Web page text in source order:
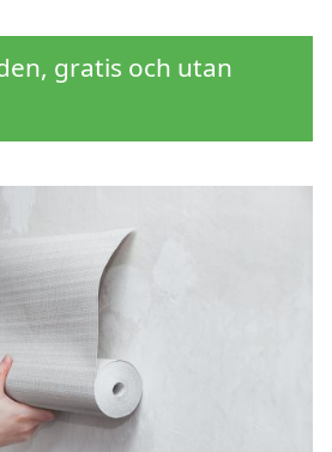
gratis och utan